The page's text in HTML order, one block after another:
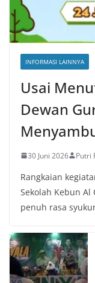
INFORMASI LAINNYA
Usai
Dewan
30 Juni 2026 Putri
Rangkaian
Sekolah Kebun
penuh rasa